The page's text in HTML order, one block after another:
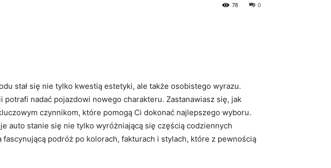
0
78
stał się nie tylko kwestią estetyki, ale także osobistego wyrazu.
nadać pojazdowi nowego charakteru. Zastanawiasz się, jak
czynnikom, które pomogą Ci dokonać najlepszego wyboru.
auto stanie się nie tylko wyróżniającą się częścią codziennych
podróż po kolorach, fakturach i stylach, które z pewnością